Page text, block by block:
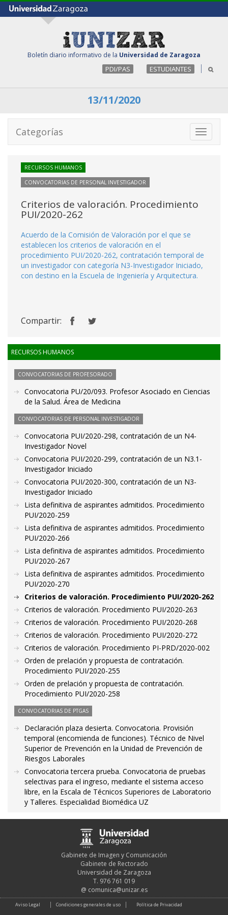
Boletín diario informativo de la Universidad de Zaragoza
PDI/PAS ESTUDIANTES
13/11/2020
Toggle
Categorías
RECURSOS HUMANOS
CONVOCATORIAS DE PERSONAL INVESTIGADOR
Criterios de valoración. Procedimiento
PUI/2020-262
Acuerdo de la Comisión de Valoración por el que se
establecen los criterios de valoración en el
procedimiento PUI/2020-262, contratación temporal de
un investigador con categoría N3-Investigador Iniciado,
con destino en la Escuela de Ingeniería y Arquitectura.
Compartir:
RECURSOS HUMANOS
CONVOCATORIAS DE PROFESORADO
Convocatoria PU/20/093. Profesor Asociado en Ciencias
de la Salud. Área de Medicina
CONVOCATORIAS DE PERSONAL INVESTIGADOR
Convocatoria PUI/2020-298, contratación de un N4-
Investigador Novel
Convocatoria PUI/2020-299, contratación de un N3.1-
Investigador Iniciado
Convocatoria PUI/2020-300, contratación de un N3-
Investigador Iniciado
Lista definitiva de aspirantes admitidos. Procedimiento
PUI/2020-259
Lista definitiva de aspirantes admitidos. Procedimiento
PUI/2020-266
Lista definitiva de aspirantes admitidos. Procedimiento
PUI/2020-267
Lista definitiva de aspirantes admitidos. Procedimiento
PUI/2020-270
Criterios de valoración. Procedimiento PUI/2020-262
Criterios de valoración. Procedimiento PUI/2020-263
Criterios de valoración. Procedimiento PUI/2020-268
Criterios de valoración. Procedimiento PUI/2020-272
Criterios de valoración. Procedimiento PI-PRD/2020-002
Orden de prelación y propuesta de contratación.
Procedimiento PUI/2020-255
Orden de prelación y propuesta de contratación.
Procedimiento PUI/2020-258
CONVOCATORIAS DE PTGAS
Declaración plaza desierta. Convocatoria. Provisión
temporal (encomienda de funciones). Técnico de Nivel
Superior de Prevención en la Unidad de Prevención de
Riesgos Laborales
Convocatoria tercera prueba. Convocatoria de pruebas
selectivas para el ingreso, mediante el sistema acceso
libre, en la Escala de Técnicos Superiores de Laboratorio
y Talleres. Especialidad Biomédica UZ
Gabinete de Imagen y Comunicación
Gabinete de Rectorado
Universidad de Zaragoza
T. 976 761 019
@ comunica@unizar.es
Aviso Legal Condiciones generales de uso Política de Privacidad